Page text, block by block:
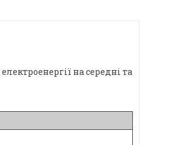
на середні та